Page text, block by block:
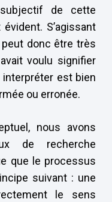
de cette
S’agissant
peut donc être très
voulu signifier
est bien
ou erronée.
nous avons
de recherche
que le processus
suivant : une
le sens